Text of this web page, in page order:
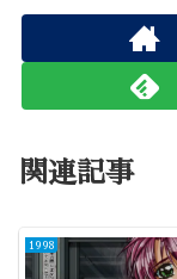
関連記事
1998